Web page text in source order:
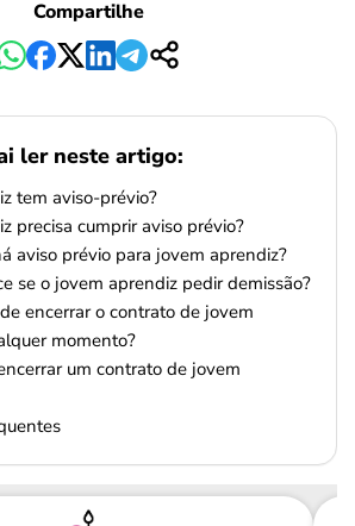
Compartilhe
ler neste artigo:
tem aviso-prévio?
precisa cumprir aviso prévio?
aviso prévio para jovem aprendiz?
se o jovem aprendiz pedir demissão?
encerrar o contrato de jovem
momento?
um contrato de jovem